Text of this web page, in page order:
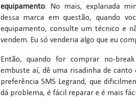
equipamento. No mais, explanada
dessa marca em questão, quando
equipamento, consulte um técnico e
vendem. Eu só venderia algo que eu
Então, quando for comprar no-
embuste aí, dê uma risadinha de
preferência SMS Legrand, que
dá problema, é fácil reparar e é mais